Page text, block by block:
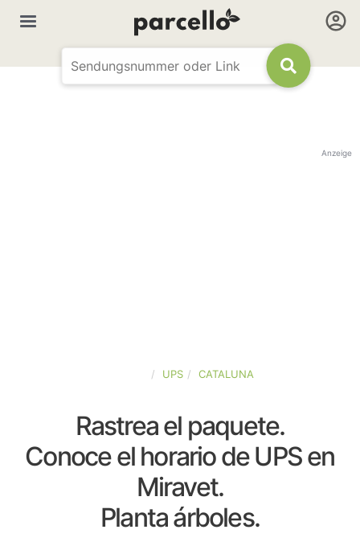
Anzeige
UPS CATALUNA
Rastrea el paquete.
Conoce el horario de UPS en
Miravet.
Planta árboles.